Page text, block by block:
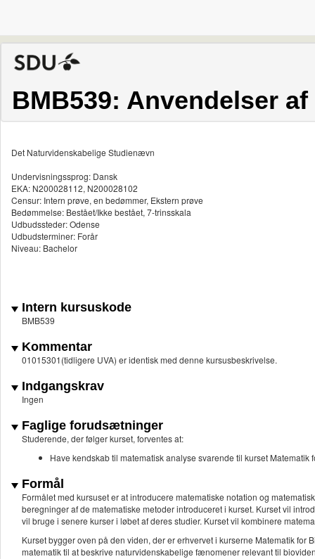
BMB539: Anvendelser
Det Naturvidenskabelige Studienævn
Undervisningssprog: Dansk
EKA: N200028112, N200028102
Censur: Intern prøve, en bedømmer, Ekstern prøve
Bedømmelse: Bestået/Ikke bestået, 7-trinsskala
Udbudssteder: Odense
Udbudsterminer: Forår
Niveau: Bachelor
Intern kursuskode
BMB539
Kommentar
01015301(tidligere UVA) er identisk med denne kursusbeskrivelse.
Indgangskrav
Ingen
Faglige forudsætninger
Studerende, der følger kurset, forventes at:
Have kendskab til matematisk analyse svarende til kurset Matematik
Formål
Formålet med kursuset er at introducere matematiske notation og
beregninger af de matematiske metoder introduceret i kurset. Kurset vil
vil bruge i senere kurser i løbet af deres studier. Kurset vil kombinere
Kurset bygger oven på den viden, der er erhvervet i kurserne Matematik
matematik til at beskrive naturvidenskabelige fænomener relevant til